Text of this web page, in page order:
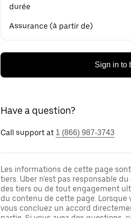
durée
Assurance (à partir de)
Sign in to
Have a question?
Call support at 1 (866) 987-3743
Les informations de cette page
tiers. Uber n'est pas responsable
des tiers ou de tout engagement
du contenu de cette page. Lorsque
vous concluez un accord